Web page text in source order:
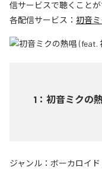
信サービスで聴くことが
各配信サービス： 初音
1 ： 初音ミクの
ジャンル： ボーカロイド